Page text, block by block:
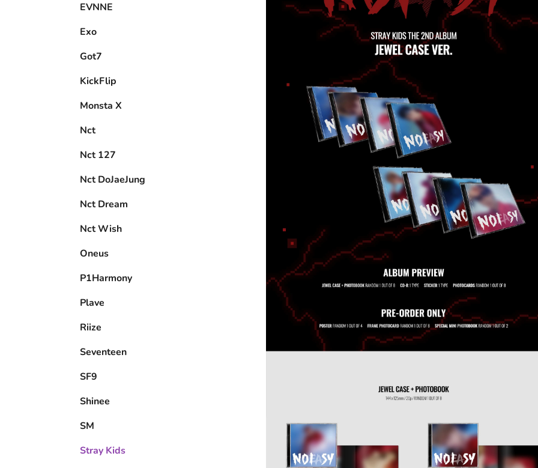
EVNNE
Exo
Got7
KickFlip
Monsta X
Nct
Nct 127
Nct DoJaeJung
Nct Dream
Nct Wish
Oneus
P1Harmony
Plave
Riize
Seventeen
SF9
Shinee
SM
Stray Kids